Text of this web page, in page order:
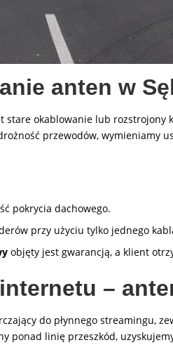
anten w
stare okablowanie lub rozstrojony
przewodów, wymieniamy
pokrycia dachowego.
przy użyciu tylko jednego
objęty jest gwarancją, a klient
–
do płynnego streamingu,
linię przeszkód,